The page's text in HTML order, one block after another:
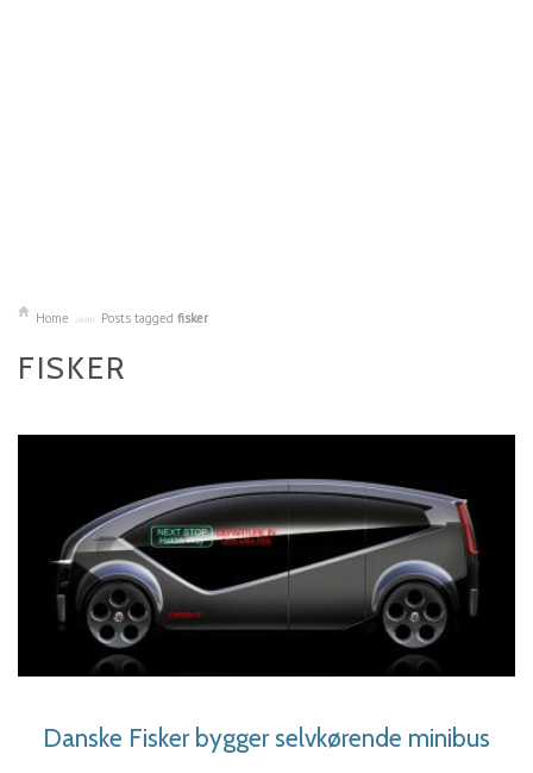
Home Posts tagged fisker
FISKER
LÆS MERE
Danske Fisker bygger selvkørende minibus